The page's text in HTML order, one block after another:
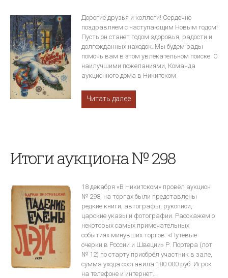
Дорогие друзья и коллеги! Сердечно
поздравляем с наступающим Новым годом!
Пусть он станет годом здоровья, радости и
долгожданных находок. Мы будем рады
помочь вам в этом увлекательном поиске. С
наилучшими пожеланиями, Команда
аукционного дома в Никитском
Читать далее
Итоги аукциона № 298
18 декабря «В Никитском» провёл аукцион
№ 298, на торгах были представлены
редкие книги, автографы, рукописи,
царские указы и фотографии. Расскажем о
некоторых самых примечательных
событиях минувших торгов. «Путевые
очерки в России и Швеции» Р. Портера (лот
№ 12) по старту приобрёл участник в зале,
сумма ухода составила 180.000 руб. Игрок
на телефоне и интернет…